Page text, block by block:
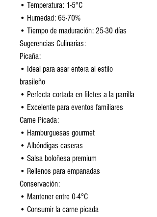
• Temperatura: 1-5°C
• Humedad: 65-70%
• Tiempo de maduración: 25-30 días
Sugerencias Culinarias:
Picaña:
• Ideal para asar entera al estilo
brasileño
• Perfecta cortada en filetes a la parrilla
• Excelente para eventos familiares
Carne Picada:
• Hamburguesas gourmet
• Albóndigas caseras
• Salsa boloñesa premium
• Rellenos para empanadas
Conservación:
• Mantener entre 0-4°C
• Consumir la carne picada